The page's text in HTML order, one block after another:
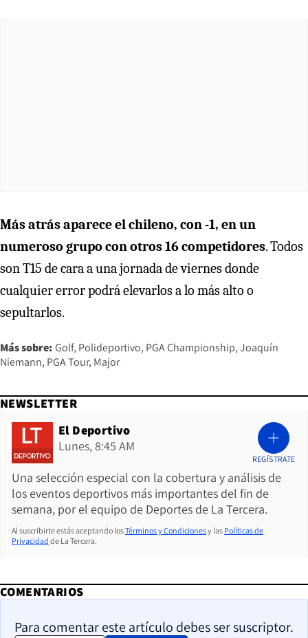
Más atrás aparece el chileno, con -1, en un
numeroso grupo con otros 16 competidores. Todos
son T15 de cara a una jornada de viernes donde
cualquier error podrá elevarlos a lo más alto o
sepultarlos.
Más sobre: Golf Polideportivo PGA Championship Joaquín
Niemann PGA Tour Major
NEWSLETTER
El Deportivo
Lunes, 8:45 AM
Una selección especial con la cobertura y análisis de
los eventos deportivos más importantes del fin de
semana, por el equipo de Deportes de La Tercera.
REGÍSTRATE
Al suscribirte estás aceptando losTérminos y Condicionesy las Políticas de
Privacidad de La Tercera.
COMENTARIOS
Para comentar este artículo debes ser suscriptor.